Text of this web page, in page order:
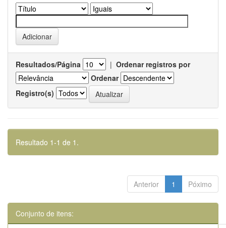
Resultados/Página | Ordenar registros por
Ordenar
Registro(s)
Resultado 1-1 de 1.
Anterior 1 Póximo
Conjunto de itens: